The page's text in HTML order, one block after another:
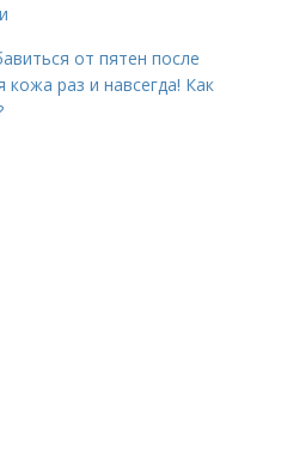
от пятен после
раз и навсегда! Как